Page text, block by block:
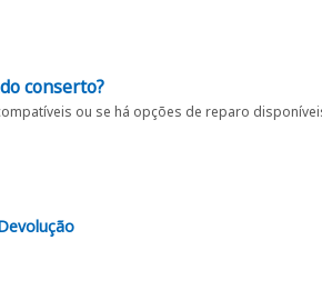
conserto?
ou se há opções de reparo